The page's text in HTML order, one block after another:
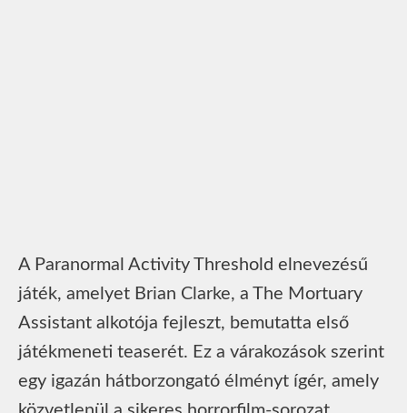
A Paranormal Activity Threshold elnevezésű
játék, amelyet Brian Clarke, a The Mortuary
Assistant alkotója fejleszt, bemutatta első
játékmeneti teaserét. Ez a várakozások szerint
egy igazán hátborzongató élményt ígér, amely